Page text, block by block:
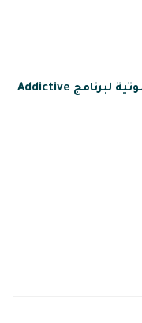
رايط ميديا فاير لتحميل المكتبات الصوتية لبرنامج Addictive